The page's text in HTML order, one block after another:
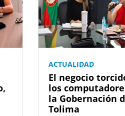
ACTUALIDAD
El negocio
los
la Gobernación
Tolima